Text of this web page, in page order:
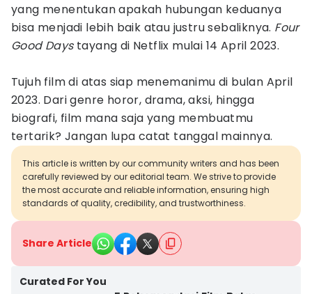
yang menentukan apakah hubungan keduanya
bisa menjadi lebih baik atau justru sebaliknya. Four
Good Daystayang di Netflix mulai 14 April 2023.
Tujuh film di atas siap menemanimu di bulan April
2023. Dari genre horor, drama, aksi, hingga
biografi, film mana saja yang membuatmu
tertarik? Jangan lupa catat tanggal mainnya.
This article is written by our community writers and has been
carefully reviewed by our editorial team. We strive to provide
the most accurate and reliable information, ensuring high
standards of quality, credibility, and trustworthiness.
Share Article
Curated For You